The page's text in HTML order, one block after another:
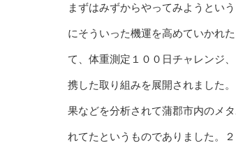
まずはみずからやってみようとい
にそういった機運を高めていかれ
て、体重測定１００日チャレンジ
携した取り組みを展開されました
果などを分析されて蒲郡市内のメ
れてたというものでありました。